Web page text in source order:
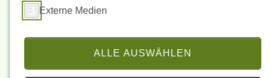
Qualitätsgastgeber Wanderbares Deutschland!
Externe Medien
ALLE AUSWÄHLEN